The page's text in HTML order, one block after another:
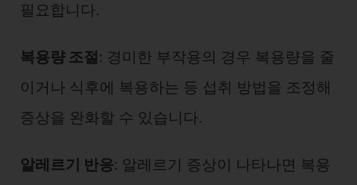
필요합니다.
복용량 조절 : 경미한 부작용의 경우 복용량을 줄
이거나 식후에 복용하는 등 섭취 방법을 조정해
증상을 완화할 수 있습니다.
알레르기 반응: 알레르기 증상이 나타나면 복용